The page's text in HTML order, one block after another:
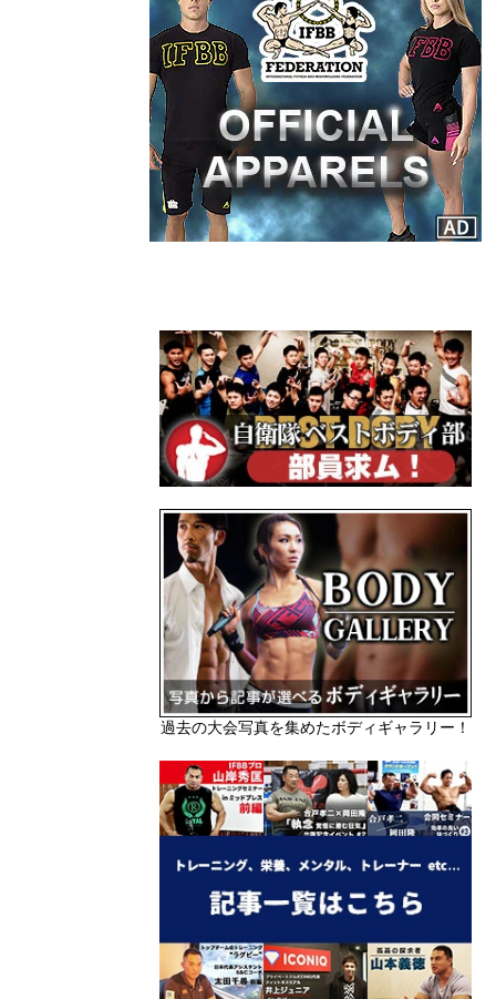
過去の大会写真を集めたボディギャラリー！